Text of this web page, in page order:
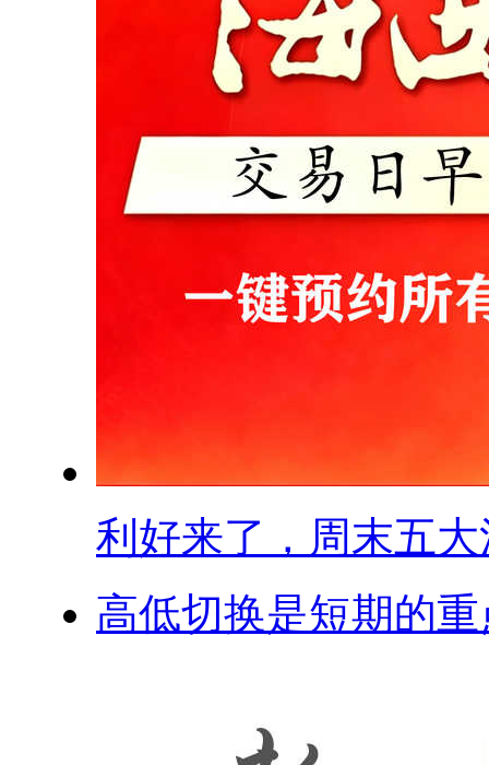
利好来了，周末五大
高低切换是短期的重